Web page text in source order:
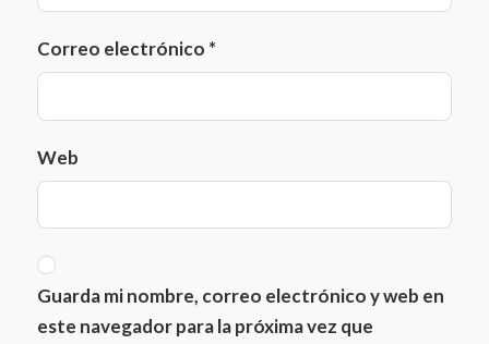
Correo electrónico *
Web
Guarda mi nombre, correo electrónico y web en
este navegador para la próxima vez que